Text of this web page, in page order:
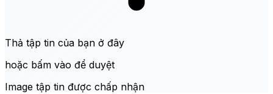
Thả tập tin của bạn ở đây
hoặc bấm vào để duyệt
Image tập tin được chấp nhận